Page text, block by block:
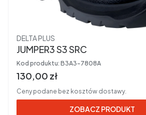
Producent
DELTA PLUS
JUMPER3 S3 SRC
Kod produktu: B3A3-7808A
Cena brutto
130,00 zł
Ceny podane bez kosztów dostawy.
ZOBACZ PRODUKT